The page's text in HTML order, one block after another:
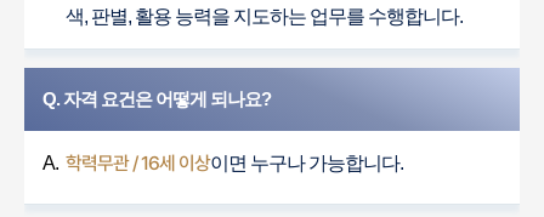
색, 판별, 활용 능력을 지도하는 업무를 수행합니다.
Q. 자격 요건은 어떻게 되나요?
A. 학력무관 / 16세 이상이면 누구나 가능합니다.